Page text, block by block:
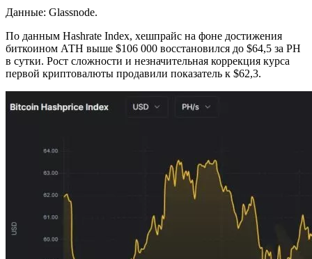
Данные: Glassnode.
По данным Hashrate Index, хешпрайс на фоне достижения
биткоином АТН выше $106 000 восстановился до $64,5 за PH
в сутки. Рост сложности и незначительная коррекция курса
первой криптовалюты продавили показатель к $62,3.